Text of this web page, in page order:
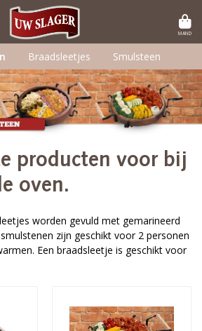
MAND
Braadsleetjes Smulsteen
producten voor bij
oven.
worden gevuld met gemarineerd
zijn geschikt voor 2 personen
Een braadsleetje is geschikt voor